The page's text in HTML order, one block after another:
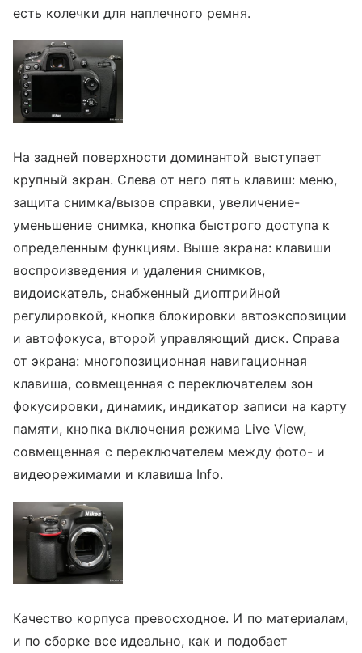
есть колечки для наплечного ремня.
На задней поверхности доминантой выступает
крупный экран. Слева от него пять клавиш: меню,
защита снимка/вызов справки, увеличение-
уменьшение снимка, кнопка быстрого доступа к
определенным функциям. Выше экрана: клавиши
воспроизведения и удаления снимков,
видоискатель, снабженный диоптрийной
регулировкой, кнопка блокировки автоэкспозиции
и автофокуса, второй управляющий диск. Справа
от экрана: многопозиционная навигационная
клавиша, совмещенная с переключателем зон
фокусировки, динамик, индикатор записи на карту
памяти, кнопка включения режима Live View,
совмещенная с переключателем между фото- и
видеорежимами и клавиша Info.
Качество корпуса превосходное. И по материалам,
и по сборке все идеально, как и подобает